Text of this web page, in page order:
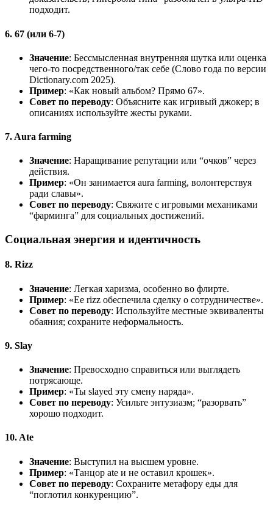
подходит.
6. 67 (или 6-7)
Значение: Бессмысленная внутренняя шутка или оценка
чего-то посредственного/так себе (Слово года по версии
Dictionary.com 2025).
Пример: «Как новый альбом? Прямо 67».
Совет по переводу: Объясните как игривый джокер; в
описаниях используйте жесты руками.
7. Aura farming
Значение: Наращивание репутации или “очков” через
действия.
Пример: «Он занимается aura farming, волонтерствуя
ради славы».
Совет по переводу: Свяжите с игровыми механиками
“фарминга” для социальных достижений.
Социальная энергия и идентичность
8. Rizz
Значение: Легкая харизма, особенно во флирте.
Пример: «Ее rizz обеспечила сделку о сотрудничестве».
Совет по переводу: Используйте местные эквиваленты
обаяния; сохраните неформальность.
9. Slay
Значение: Превосходно справиться или выглядеть
потрясающе.
Пример: «Ты slayed эту смену наряда».
Совет по переводу: Усильте энтузиазм; “разорвать”
хорошо подходит.
10. Ate
Значение: Выступил на высшем уровне.
Пример: «Танцор ate и не оставил крошек».
Совет по переводу: Сохраните метафору еды для
“поглотил конкуренцию”.